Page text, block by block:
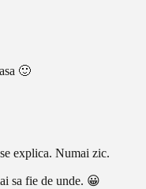
🙂
explica. Numai zic.
sa fie de unde. 😀